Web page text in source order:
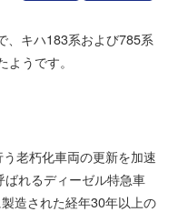
、キハ183系および785系
うです。
老朽化車両の更新を加速
れるディーゼル特急車
造された経年30年以上の